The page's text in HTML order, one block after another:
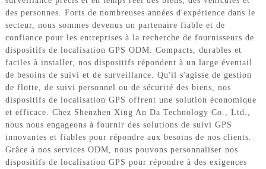
des personnes. Forts de nombreuses années d'expérience dans le
secteur, nous sommes devenus un partenaire fiable et de
confiance pour les entreprises à la recherche de fournisseurs de
dispositifs de localisation GPS ODM. Compacts, durables et
faciles à installer, nos dispositifs répondent à un large éventail
de besoins de suivi et de surveillance. Qu'il s'agisse de gestion
de flotte, de suivi personnel ou de sécurité des biens, nos
dispositifs de localisation GPS offrent une solution économique
et efficace. Chez Shenzhen Xing An Da Technology Co., Ltd.,
nous nous engageons à fournir des solutions de suivi GPS
innovantes et fiables pour répondre aux besoins de nos clients.
Grâce à nos services ODM, nous pouvons personnaliser nos
dispositifs de localisation GPS pour répondre à des exigences